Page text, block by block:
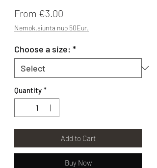
From €3.00
Nemok.siunta nuo 50Eur.
Choose a size: *
Quantity *
Add to Cart
Buy Now